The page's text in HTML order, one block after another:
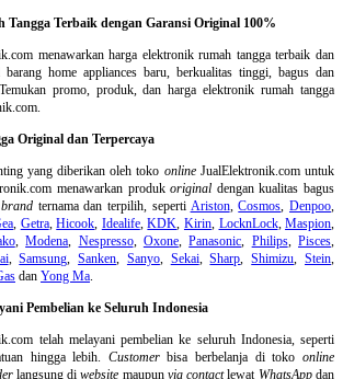
Terbaik dengan Garansi Original 100%
menawarkan harga elektronik rumah tangga terbaik dan
home appliances baru, berkualitas tinggi, bagus dan
promo, produk, dan harga elektronik rumah tangga
Original dan Terpercaya
yang diberikan oleh toko onlineJualElektronik.com untuk
menawarkan produkoriginal dengan kualitas bagus
brandternama dan terpilih, seperti Ariston,Cosmos,Denpoo,
, Getra,Hicook, Idealife,KDK, Kirin, LocknLock,Maspion,
,Modena, Nespresso, Oxone,Panasonic, Philips, Pisces,
,Samsung,Sanken, Sanyo, Sekai,Sharp,Shimizu,Stein,
dan Yong Ma.
Pembelian ke Seluruh Indonesia
telah melayani pembelian ke seluruh Indonesia, seperti
hingga lebih. Customerbisa berbelanja di tokoonline
langsung diwebsite maupun via contactlewat WhatsAppdan